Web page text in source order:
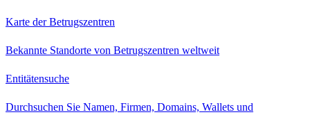
Karte der Betrugszentren
Bekannte Standorte von Betrugszentren weltweit
Entitätensuche
Durchsuchen Sie Namen, Firmen, Domains, Wallets und